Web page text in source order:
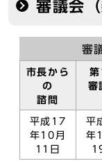
審議会
審
市長から
の
諮問
第
審
平成17
年10月
11日
平
年